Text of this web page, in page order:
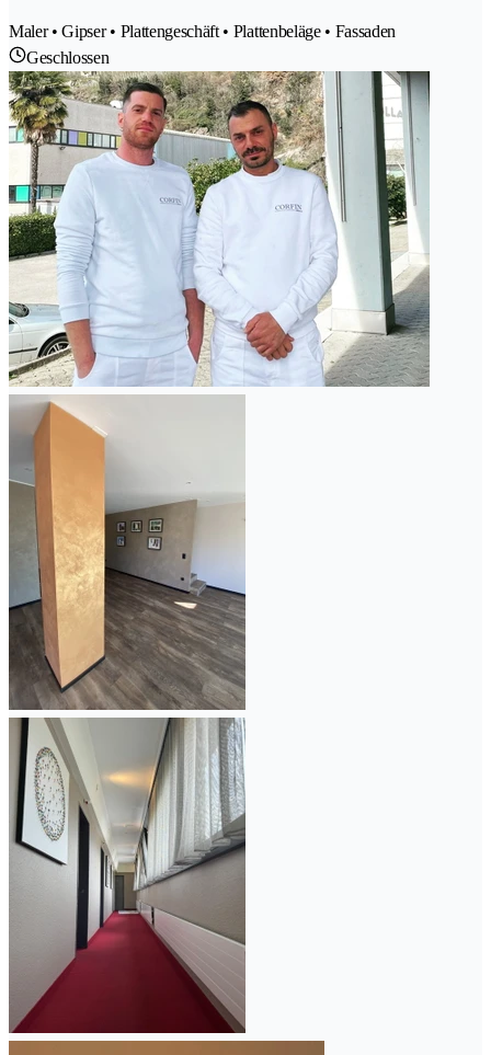
Maler • Gipser • Plattengeschäft • Plattenbeläge • Fassaden
Geschlossen